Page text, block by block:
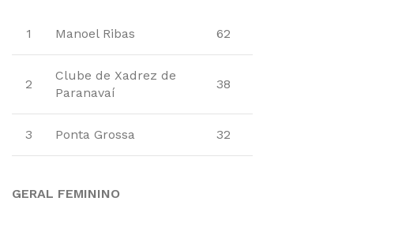
1 Manoel Ribas 62
2
Clube de Xadrez de
Paranavaí
38
3 Ponta Grossa 32
GERAL FEMININO